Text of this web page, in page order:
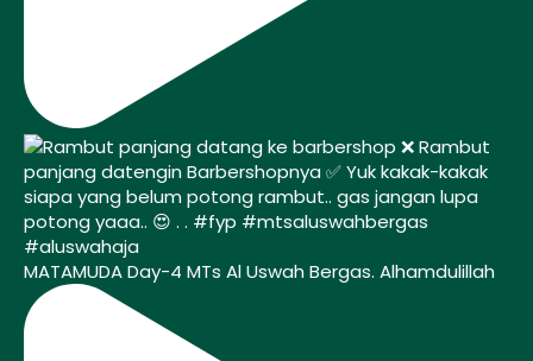
MATAMUDA Day-4 MTs Al Uswah Bergas. Alhamdulillah